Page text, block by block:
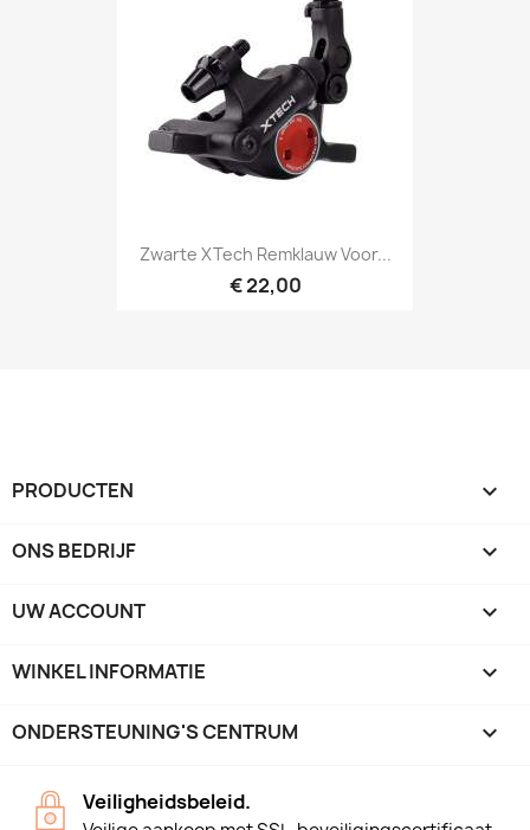
Zwarte XTech Remklauw Voor...
€ 22,00
PRODUCTEN 
ONS BEDRIJF 
UW ACCOUNT 
WINKEL INFORMATIE keyboard_arrow_down
ONDERSTEUNING'S CENTRUM 
Veiligheidsbeleid.